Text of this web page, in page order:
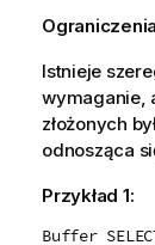
Istnieje
wymaganie,
złożonych
odnosząca
Przykład 1:
Buffer